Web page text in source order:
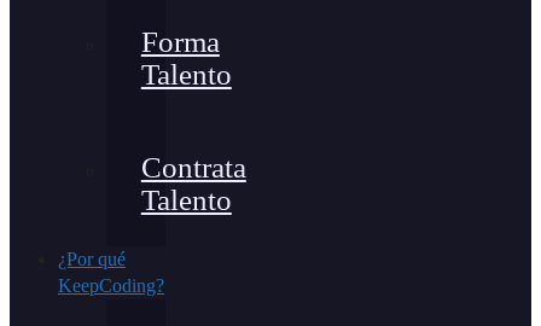
Forma
Talento
Contrata
Talento
¿Por qué
KeepCoding?